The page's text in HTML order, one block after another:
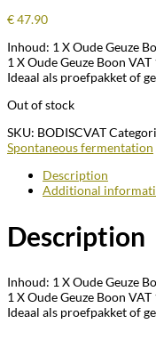
€47.90
Inhoud: 1 X Oude Geuze
1 X Oude Geuze Boon
Ideaal als proefpakket
Out of stock
SKU: BODISCVAT
Spontaneous fermentation
Description
Additional
Description
Inhoud: 1 X Oude Geuze
1 X Oude Geuze Boon
Ideaal als proefpakket